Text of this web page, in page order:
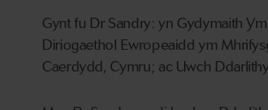
Gynt fu Dr Sandry: yn Gydymaith
Diriogaethol Ewropeaidd ym
Caerdydd, Cymru; ac Uwch